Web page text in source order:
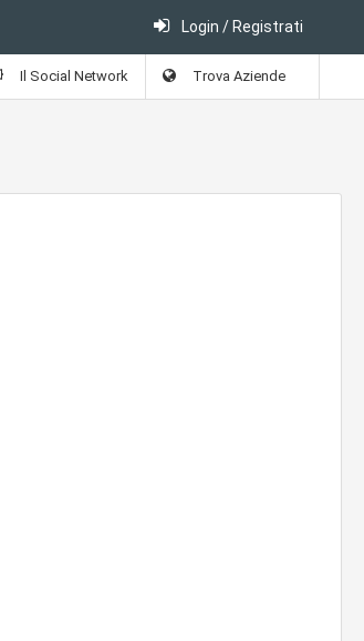
Login / Registrati
Il Social Network Trova Aziende